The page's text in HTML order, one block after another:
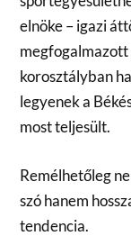
elnöke – igazi
megfogalmazott
korosztályban
legyenek a
most teljesült.
Remélhetőleg
szó hanem
tendencia.